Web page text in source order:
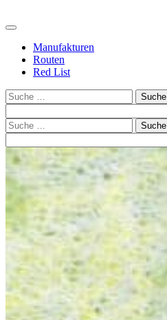
Manufakturen
Routen
Red List
Suche
Suche